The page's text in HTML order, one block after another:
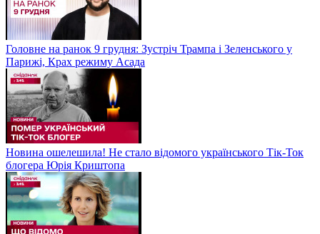
Головне на ранок 9 грудня: Зустріч Трампа і Зеленського у
Парижі, Крах режиму Асада
Новина ошелешила! Не стало відомого українського Тік-Ток
блогера Юрія Криштопа